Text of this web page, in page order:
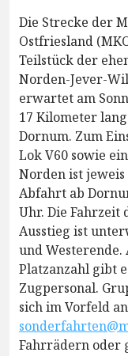
Die Strecke der
Ostfriesland
Teilstück der
Norden-Jever-
erwartet am
17 Kilometer
Dornum. Zum
Lok V60 sowie
Norden ist jeweis
Abfahrt ab
Uhr. Die Fahrzeit
Ausstieg ist
und
Platzanzahl gibt
Zugpersonal.
sich im Vorfeld
Fahrrädern oder